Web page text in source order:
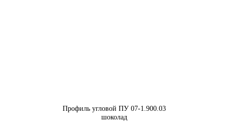
Профиль угловой ПУ 07-1.900.03
шоколад